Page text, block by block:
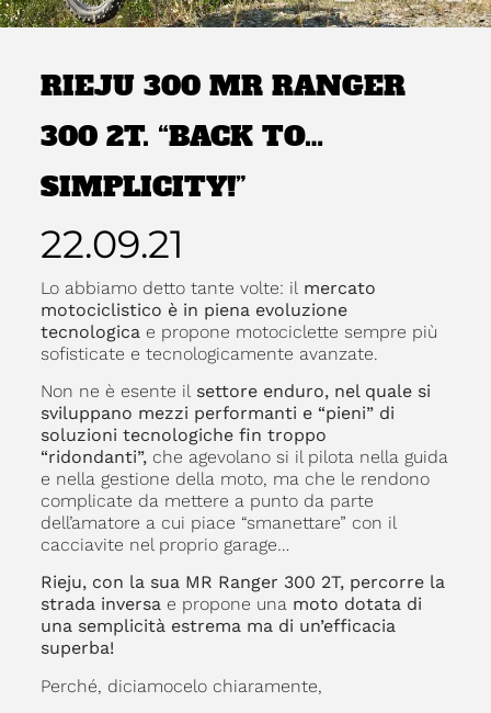
RIEJU 300 MR RANGER
300 2T. “BACK TO…
SIMPLICITY!”
22.09.21
Lo abbiamo detto tante volte: il mercato
motociclistico è in piena evoluzione
tecnologica e propone motociclette sempre più
sofisticate e tecnologicamente avanzate.
Non ne è esente il settore enduro, nel quale si
sviluppano mezzi performanti e “pieni” di
soluzioni tecnologiche fin troppo
“ridondanti”,che agevolano si il pilota nella guida
e nella gestione della moto, ma che le rendono
complicate da mettere a punto da parte
dell’amatore a cui piace “smanettare” con il
cacciavite nel proprio garage…
Rieju, con la sua MR Ranger 300 2T, percorre la
strada inversae propone una moto dotata di
una semplicità estrema ma di un’efficacia
superba!
Perché, diciamocelo chiaramente,